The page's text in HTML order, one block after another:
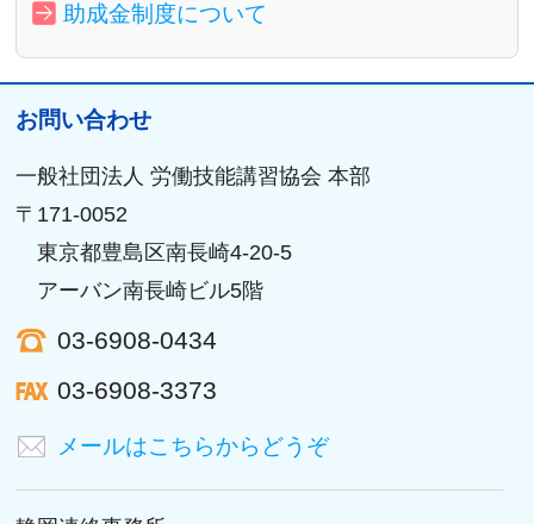
助成金制度について
お問い合わせ
一般社団法人 労働技能講習協会 本部
〒171-0052
東京都豊島区南長崎4-20-5
アーバン南長崎ビル5階
03-6908-0434
03-6908-3373
メールはこちらからどうぞ